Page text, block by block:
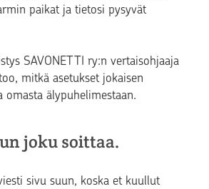
paikat ja tietosi pysyvät
SAVONETTI ry:n vertaisohjaaja
mitkä asetukset jokaisen
omasta älypuhelimestaan.
joku soittaa.
sivu suun, koska et kuullut